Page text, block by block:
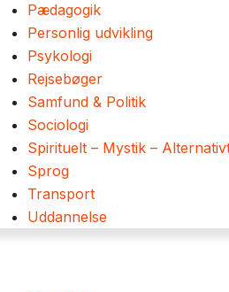
Pædagogik
Personlig udvikling
Psykologi
Rejsebøger
Samfund & Politik
Sociologi
Spirituelt – Mystik –
Sprog
Transport
Uddannelse